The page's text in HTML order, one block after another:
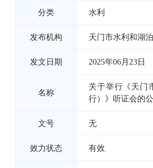
分类 水利
发布机构 天门市水利和湖
发文日期 2025年06月23日
名称
关于举行《天门
行）》听证会的
文号 无
效力状态 有效